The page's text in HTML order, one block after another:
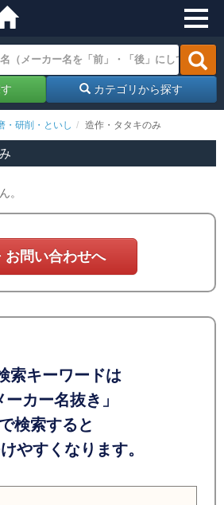
カテゴリから探す
・研削・といし 造作・タタキのみ
。
問い合わせへ
キーワードは
ーカー名抜き」
で検索すると
やすくなります。